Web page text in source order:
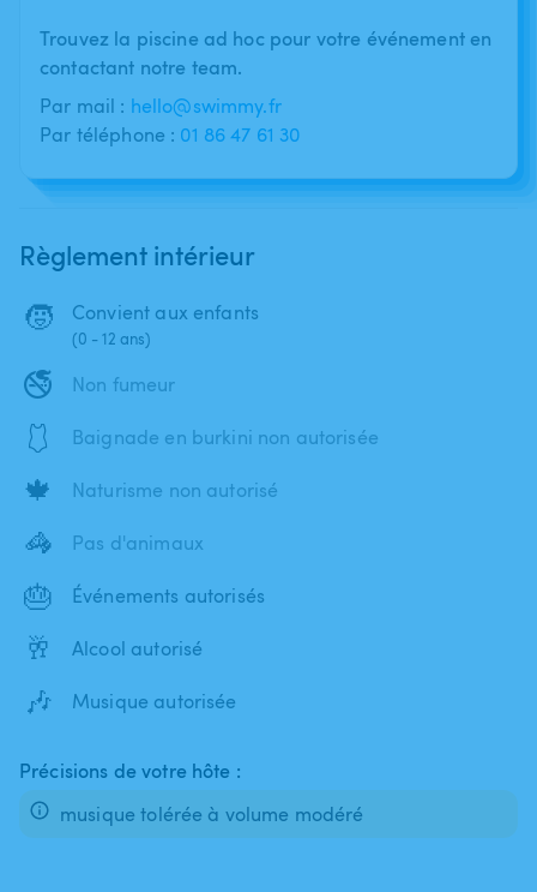
Trouvez la piscine ad hoc pour votre événement en
contactant notre team.
Par mail : hello@swimmy.fr
Par téléphone : 01 86 47 61 30
Règlement intérieur
🧒 Convient aux enfants
(0 - 12 ans)
🚭 Non fumeur
🩱 Baignade en burkini non autorisée
🍁 Naturisme non autorisé
🦓 Pas d'animaux
🎂 Événements autorisés
🥂 Alcool autorisé
🎶 Musique autorisée
Précisions de votre hôte :
musique tolérée à volume modéré